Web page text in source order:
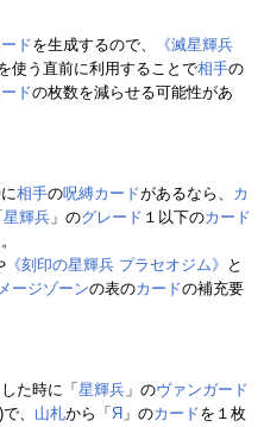
ドを生成するので、
《滅星輝兵
使う直前に利用することで相手の
ドの枚数を減らせる可能性があ
相手の呪縛カードがあるなら、 カ
星輝兵 」のグレード １以下のカード
《刻印の星輝兵 プラセオジム》 と
ージゾーンの表のカードの補充要
した時に「 星輝兵 」のヴァンガード
、 山札から「 Я 」のカードを１枚